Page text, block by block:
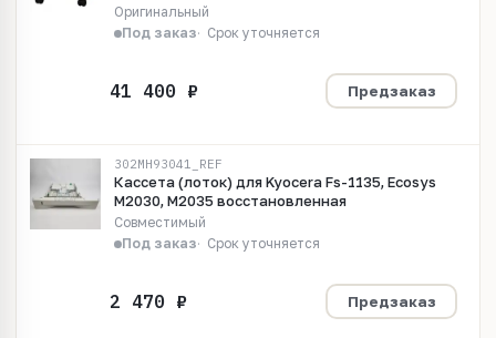
Оригинальный
Под заказ
Срок уточняется
Предзаказ
302MH93041_REF
Кассета (лоток) для Kyocera Fs-1135, Ecosys
M2030, M2035 восстановленная
Совместимый
Под заказ
Срок уточняется
Предзаказ